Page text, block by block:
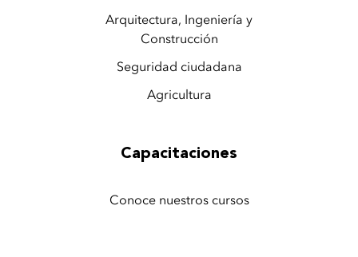
Arquitectura, Ingeniería y
Construcción
Seguridad ciudadana
Agricultura
Capacitaciones
Conoce nuestros cursos